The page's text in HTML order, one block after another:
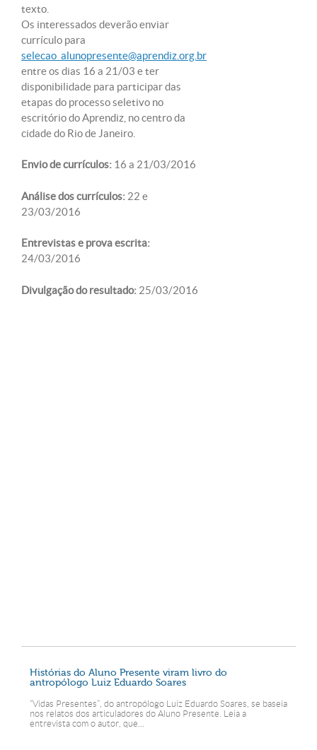
texto.
Os interessados deverão enviar
currículo para
selecao_alunopresente@aprendiz.org.br
entre os dias 16 a 21/03 e ter
disponibilidade para participar das
etapas do processo seletivo no
escritório do Aprendiz, no centro da
cidade do Rio de Janeiro.
Envio de currículos: 16 a 21/03/2016
Análise dos currículos: 22 e
23/03/2016
Entrevistas e prova escrita:
24/03/2016
Divulgação do resultado: 25/03/2016
Histórias do Aluno Presente viram livro do
antropólogo Luiz Eduardo Soares
“Vidas Presentes”, do antropólogo Luiz Eduardo Soares, se baseia
nos relatos dos articuladores do Aluno Presente. Leia a
entrevista com o autor, que...